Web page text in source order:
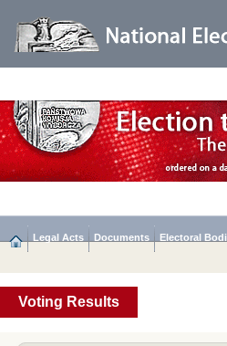
Legal Acts Documents Electoral
Voting Results